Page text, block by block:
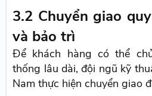
3.2 Chuyển giao
và bảo trì
Để khách hàng có thể
thống lâu dài, đội ngũ kỹ
Nam thực hiện chuyển giao